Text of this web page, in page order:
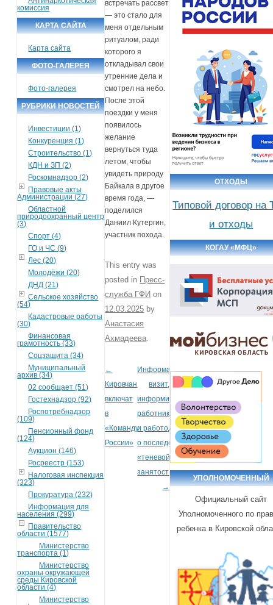
комиссия
КАРТА САЙТА
Карта сайта
ФОТО-ГАЛЕРЕЯ
Фото-галерея
РУБРИКИ НОВОСТЕЙ
Инвестиции (1)
Конкуренция (1)
Строительство (1)
КДН и ЗП (2)
Роскомнадзор (2)
Правовые акты
Администрации (27)
Областной
природоохранный центр
(3)
Спорт (4)
ГО и ЧС (9)
Лес (20)
Молодёжи (20)
ДНД (21)
Сельское хозяйство
(54)
Кадастровые работы
(30)
Финансовая
грамотность (33)
Соцзащита (34)
Муниципальный
архив (34)
02 сообщает (51)
Гостехнадзор (92)
Роспотребнадзор
(109)
Пенсионный фонд
(124)
Аукцион (146)
Росреестр (153)
Налоговая инспекция
(323)
Прокуратура (232)
Информация для
населения (299)
Правительство
области (1577)
Министерство
транспорта (1)
Министерство
охраны окружающей
среды Кировской
области (4)
Министерство
встречать рассвет
— это стало для
меня отдельным
ритуалом, ради
которого я
откладывал свои
утренние дела и
смотрел на небо.
После этой
поездки у меня
появилось
желание
вернуться туда
летом, чтобы
увидеть природу
Байкала в другое
время года, —
поделился
Даниил Кутергин,
участник похода.
This entry was
posted in Пресс-
служба ГФИ on
12.03.2025 by
Анастасия
Ахмадеева
Post navigation
←
Кировчан
включат
в
«Команду
России»
Информационный
визит,
информирование
работников
и работодателей
о последствиях
«теневой»
занятости
→
ОТХОДЫ
Типовой договор на
и отходы
КОГАУ «МФЦ»
УПОЛНОМОЧЕННЫЙ
Официальный сайт
Уполномоченного по
ребенка в Кировской